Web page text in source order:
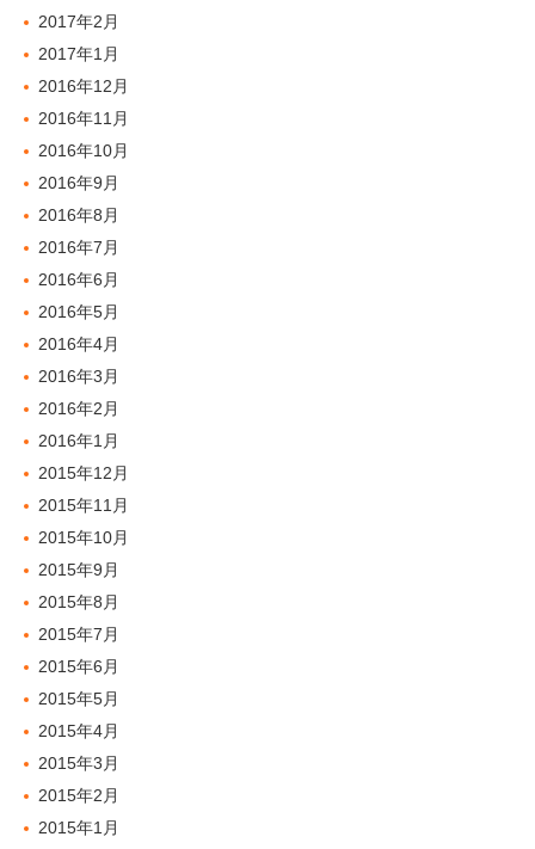
2017年2月
2017年1月
2016年12月
2016年11月
2016年10月
2016年9月
2016年8月
2016年7月
2016年6月
2016年5月
2016年4月
2016年3月
2016年2月
2016年1月
2015年12月
2015年11月
2015年10月
2015年9月
2015年8月
2015年7月
2015年6月
2015年5月
2015年4月
2015年3月
2015年2月
2015年1月